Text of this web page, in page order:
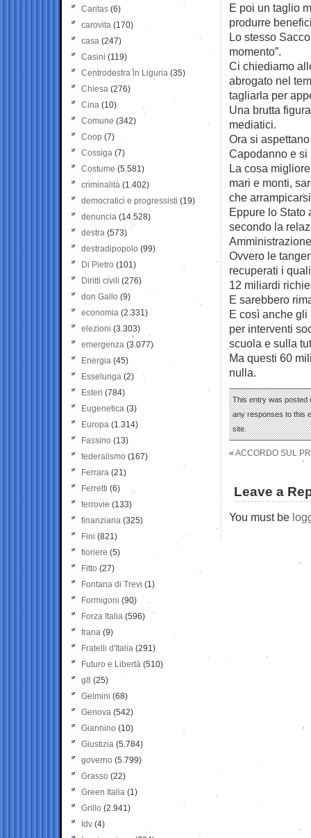
E poi un taglio
produrre
Lo stesso
momento”.
Ci chiediamo
abrogato nel
tagliarla per
Una brutta
mediatici.
Ora si
Capodanno e
La cosa
mari e monti,
che
Eppure lo Stato
secondo la
Ovvero le
recuperati i
12 miliardi
E sarebbero
E così anche
per interventi
scuola e sulla
Ma questi 60
nulla.
This entry was posted
any responses to this
site.
« ACCORDO SUL
Leave a
You must be
Caritas (6)
carovita (170)
casa (247)
Casini (119)
Centrodestra in Liguria (35)
Chiesa (276)
Cina (10)
Comune (342)
Coop (7)
Cossiga (7)
Costume (5.581)
criminalità (1.402)
democratici e progressisti (19)
denuncia (14.528)
destra (573)
destradipopolo (99)
Di Pietro (101)
Diritti civili (276)
don Gallo (9)
economia (2.331)
elezioni (3.303)
emergenza (3.077)
Energia (45)
Esselunga (2)
Esteri (784)
Eugenetica (3)
Europa (1.314)
Fassino (13)
federalismo (167)
Ferrara (21)
Ferretti (6)
ferrovie (133)
finanziaria (325)
Fini (821)
fioriere (5)
Fitto (27)
Fontana di Trevi (1)
Formigoni (90)
Forza Italia (596)
frana (9)
Fratelli d'Italia (291)
Futuro e Libertà (510)
g8 (25)
Gelmini (68)
Genova (542)
Giannino (10)
Giustizia (5.784)
governo (5.799)
Grasso (22)
Green Italia (1)
Grillo (2.941)
Idv (4)